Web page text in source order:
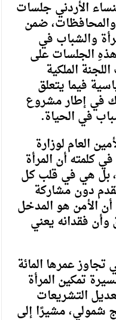
الأردني جلسات
ضمن
والشباب في
الجلسات على
الملكية
فيما يتعلق
في إطار مشروع
في الحياة.
العام لوزارة
كلمته أن المرأة
بل هي في قلب كل
دون مشاركة
الأمن هو المدخل
فقدانه يعني
تجاوز عمرها المائة
تمكين المرأة
التشريعات
شمولي، مشيرًا إلى